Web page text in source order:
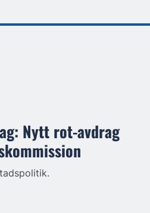
Nytt rot-avdrag